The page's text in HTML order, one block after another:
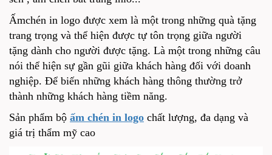
Ấmchén in logo được xem là một trong những quà tặng
trang trọng và thể hiện được tự tôn trọng giữa người
tặng dành cho người được tặng. Là một trong những câu
nói thể hiện sự gần gũi giữa khách hàng đối với doanh
nghiệp. Để biến những khách hàng thông thường trở
thành những khách hàng tiềm năng.
Sản phẩm bộ ấm chén in logo chất lượng, đa dạng và
giá trị thẩm mỹ cao